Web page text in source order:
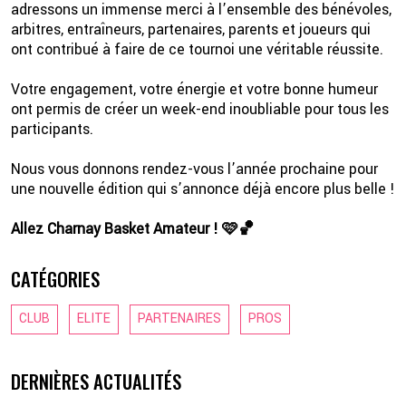
adressons un immense merci à l’ensemble des bénévoles,
arbitres, entraîneurs, partenaires, parents et joueurs qui
ont contribué à faire de ce tournoi une véritable réussite.
Votre engagement, votre énergie et votre bonne humeur
ont permis de créer un week-end inoubliable pour tous les
participants.
Nous vous donnons rendez-vous l’année prochaine pour
une nouvelle édition qui s’annonce déjà encore plus belle !
Allez Charnay Basket Amateur ! 🩷🏀
CATÉGORIES
CLUB ELITE PARTENAIRES PROS
DERNIÈRES ACTUALITÉS